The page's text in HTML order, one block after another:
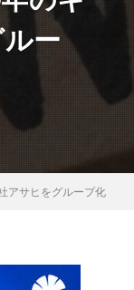
ー
アサヒをグループ化